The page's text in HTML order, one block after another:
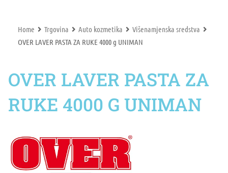
Home Trgovina Auto kozmetika
Višenamjenska sredstva
OVER LAVER PASTA ZA RUKE 4000 g UNIMAN
OVER LAVER PASTA ZA
RUKE 4000 G UNIMAN